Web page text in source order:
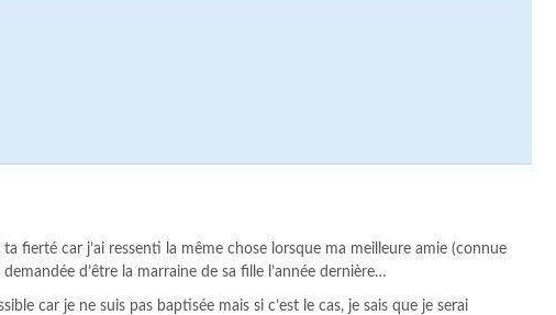
fierté car j’ai ressenti la même chose lorsque ma meilleure amie (connue
d’être la marraine de sa fille l’année dernière…
car je ne suis pas baptisée mais si c’est le cas, je sais que je serai